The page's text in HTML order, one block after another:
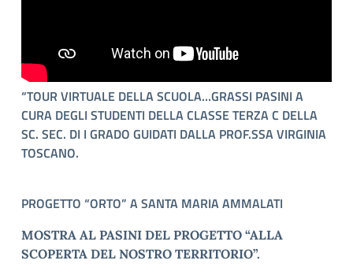
“TOUR VIRTUALE DELLA SCUOLA…GRASSI PASINI A
CURA DEGLI STUDENTI DELLA CLASSE TERZA C DELLA
SC. SEC. DI I GRADO GUIDATI DALLA PROF.SSAVIRGINIA
TOSCANO.
PROGETTO “ORTO” A SANTA MARIA AMMALATI
MOSTRA AL PASINI DEL PROGETTO “ALLA
SCOPERTA DEL NOSTRO TERRITORIO”.